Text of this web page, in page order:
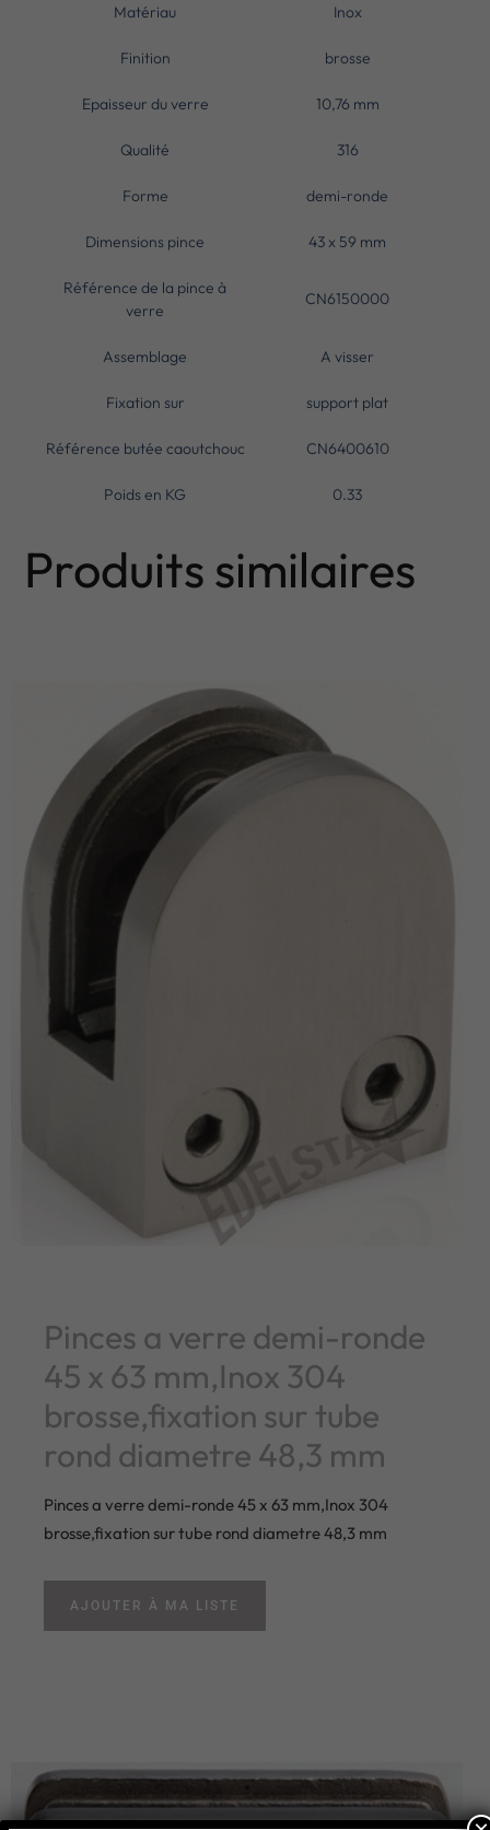
Matériau Inox
Finition brosse
Epaisseur du verre 10,76 mm
Qualité 316
Forme demi-ronde
Dimensions pince 43 x 59 mm
Référence de la pince à
verre
CN6150000
Assemblage A visser
Fixation sur support plat
Référence butée caoutchouc CN6400610
Poids en KG 0.33
Produits similaires
Pinces a verre demi-ronde
45 x 63 mm,Inox 304
brosse,fixation sur tube
rond diametre 48,3 mm
Pinces a verre demi-ronde 45 x 63 mm,Inox 304
brosse,fixation sur tube rond diametre 48,3 mm
AJOUTER À MA LISTE